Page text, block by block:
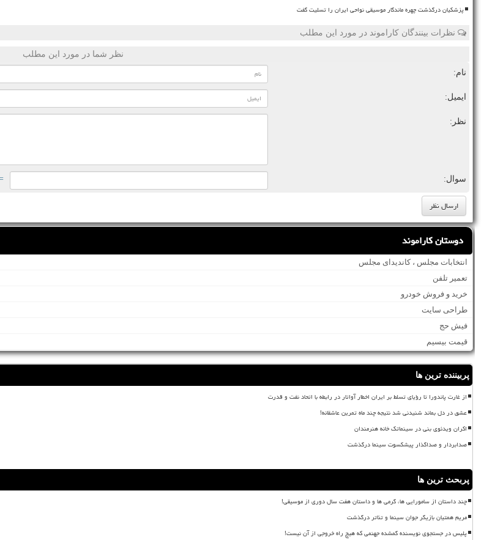
پزشکیان درگذشت چهره ماندگار موسیقی نواحی ایران را تسلیت گفت
نظرات بینندگان کاراموند در مورد این مطلب
نظر شما در مورد این مطلب
نام:
ایمیل:
نظر:
سوال: = ۸
دوستان کاراموند
انتخابات مجلس ، کاندیدای مجلس
تعمیر تلفن
خرید و فروش خودرو
طراحی سایت
فیش حج
قیمت بیسیم
پربیننده ترین ها
از غارت پاندورا تا رؤیای تسلط بر ایران اخطار آواتار در رابطه با اتحاد نفت و قدرت
عشق در دل بماند شنیدنی شد نتیجه چند ماه تمرین عاشقانه!
اکران ویدئوی بنی در سینماتک خانه هنرمندان
صدابردار و صداگذار پیشکسوت سینما درگذشت
پربحث ترین ها
چند داستان از سامورایی ها، گرمی ها و داستان هفت سال دوری از موسیقی!
مریم همتیان بازیگر جوان سینما و تئاتر درگذشت
پلیس در جستجوی نویسنده گمشده جهنمی که هیچ راه خروجی از آن نیست!